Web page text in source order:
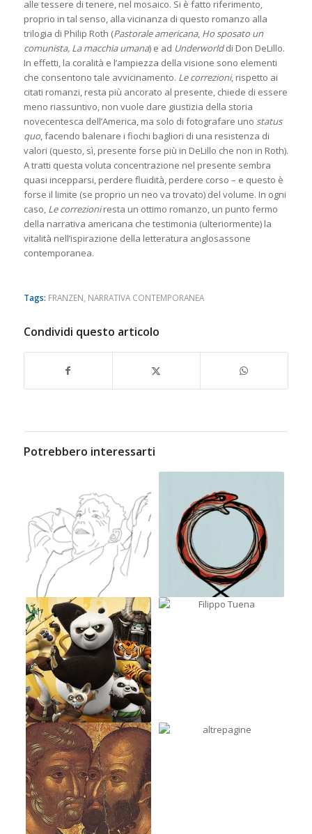
alle tessere di tenere, nel mosaico. Si è fatto riferimento,
proprio in tal senso, alla vicinanza di questo romanzo alla
trilogia di Philip Roth (Pastorale americana, Ho sposato un
comunista, La macchia umana) e ad Underworlddi Don DeLillo.
In effetti, la coralità e l’ampiezza della visione sono elementi
che consentono tale avvicinamento. Le correzioni, rispetto ai
citati romanzi, resta più ancorato al presente, chiede di essere
meno riassuntivo, non vuole dare giustizia della storia
novecentesca dell’America, ma solo di fotografare uno status
quo, facendo balenare i fiochi bagliori di una resistenza di
valori (questo, sì, presente forse più in DeLillo che non in Roth).
A tratti questa voluta concentrazione nel presente sembra
quasi incepparsi, perdere fluidità, perdere corso – e questo è
forse il limite (se proprio un neo va trovato) del volume. In ogni
caso, Le correzioniresta un ottimo romanzo, un punto fermo
della narrativa americana che testimonia (ulteriormente) la
vitalità nell’ispirazione della letteratura anglosassone
contemporanea.
Tags: FRANZEN NARRATIVA CONTEMPORANEA
Condividi questo articolo
Potrebbero interessarti